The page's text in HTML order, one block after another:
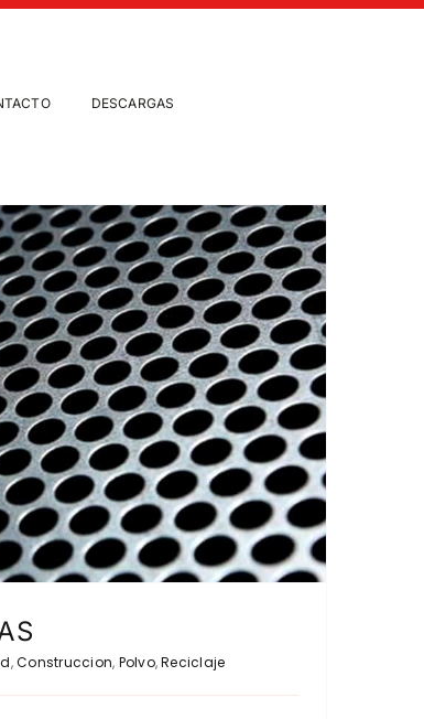
DESCARGAS
,Construccion, Polvo,Reciclaje